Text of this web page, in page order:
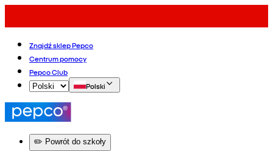
Znajdź sklep Pepco
Centrum pomocy
Pepco Club
Polski
✏️ Powrót do szkoły